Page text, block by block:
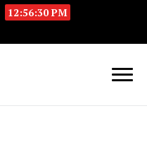
12:56:31 PM